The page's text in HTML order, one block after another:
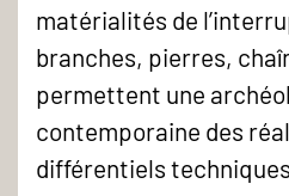
matérialités de
branches, pierres,
permettent une
contemporaine des
différentiels